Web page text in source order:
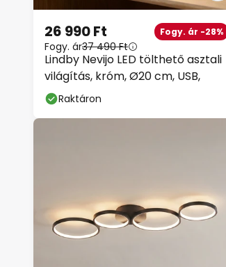
Lindby Nevijo LED tölthető asztali
világítás, króm, Ø20 cm, USB,
26 990 Ft Fogy. ár -28%
Fogy. ár37 490 Ft
Raktáron